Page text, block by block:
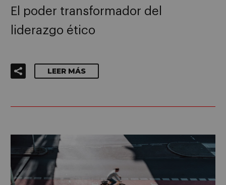
El poder transformador del
liderazgo ético
LEER MÁS